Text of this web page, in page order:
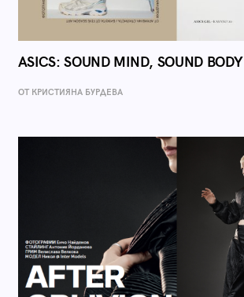
ASICS: SOUND MIND, SOUND BODY
ОТ КРИСТИЯНА БУРДЕВА